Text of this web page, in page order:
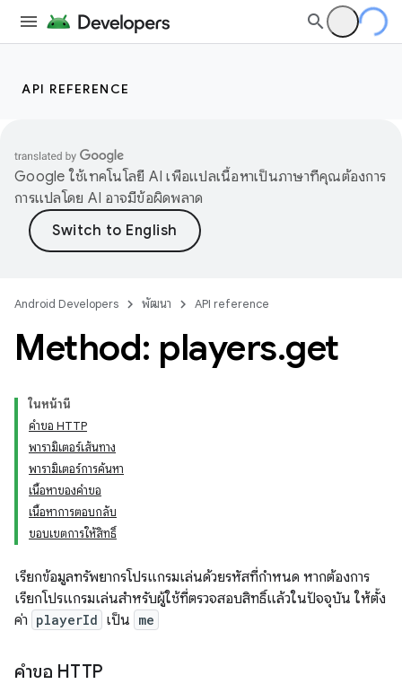
API REFERENCE
Google ใช้เทคโนโลยี AI เพื่อแปลเนื้อหาเป็นภาษาที่คุณต้องการ
การแปลโดย AI อาจมีข้อผิดพลาด
Android Developers พัฒนา API reference
Method: players.get
ในหน้านี้
คำขอ HTTP
พารามิเตอร์เส้นทาง
พารามิเตอร์การค้นหา
เนื้อหาของคำขอ
เนื้อหาการตอบกลับ
ขอบเขตการให้สิทธิ์
เรียกข้อมูลทรัพยากรโปรแกรมเล่นด้วยรหัสที่กำหนด หากต้องการ
เรียกโปรแกรมเล่นสำหรับผู้ใช้ที่ตรวจสอบสิทธิ์แล้วในปัจจุบัน ให้ตั้ง
ค่า playerId เป็น me
คำขอ HTTP